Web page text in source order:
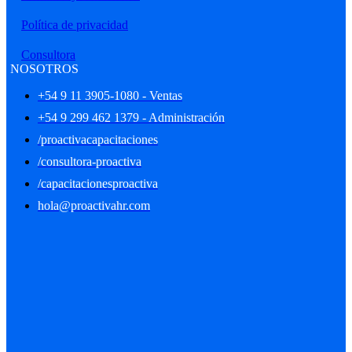
Política de privacidad
Consultora
NOSOTROS
+54 9 11 3905-1080 - Ventas
+54 9 299 462 1379 - Administración
/proactivacapacitaciones
/consultora-proactiva
/capacitacionesproactiva
hola@proactivahr.com